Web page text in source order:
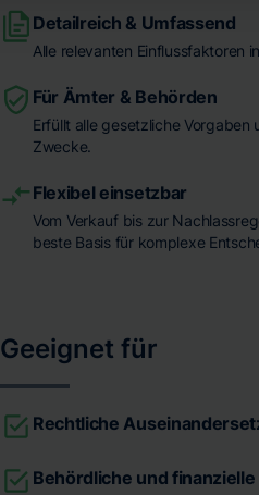
Detailreich & Umfassend
Alle relevanten Einflussfaktoren
Für Ämter & Behörden
Erfüllt alle gesetzliche
Zwecke.
Flexibel einsetzbar
Vom Verkauf bis zur
beste Basis für komplexe
Geeignet für
Rechtliche
Behördliche und